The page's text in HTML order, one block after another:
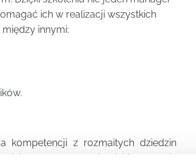
ich w realizacji wszystkich
innymi:
kompetencji z rozmaitych dziedzin
odbyć przynajmniej jedno takie